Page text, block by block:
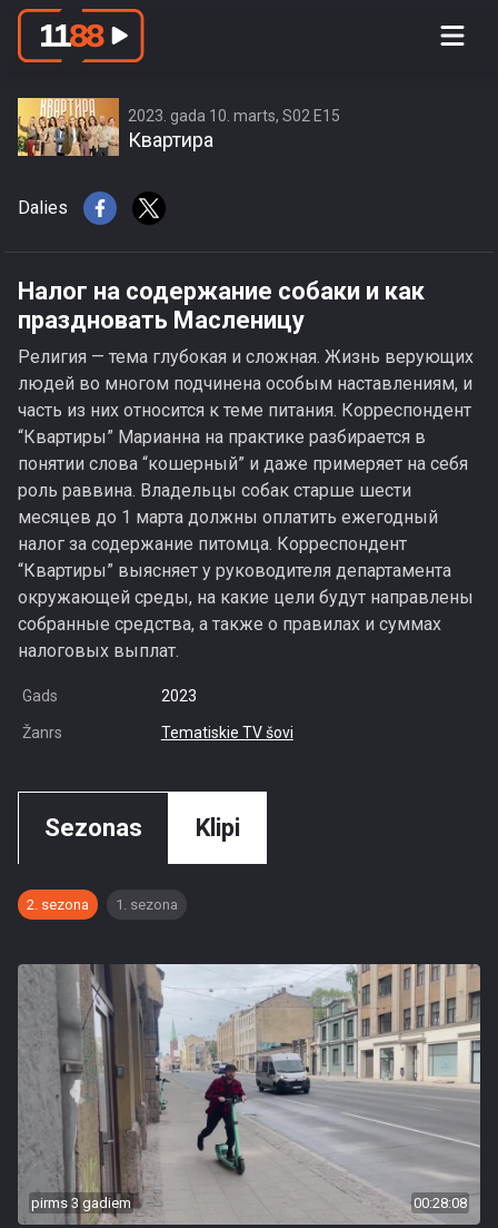
Налог на содержание собаки и как
2023. gada 10. marts, S02 E15
Квартира
Dalies
Налог на содержание собаки и как
праздновать Масленицу
Религия — тема глубокая и сложная. Жизнь верующих
людей во многом подчинена особым наставлениям, и
часть из них относится к теме питания. Корреспондент
“Квартиры” Марианна на практике разбирается в
понятии слова “кошерный” и даже примеряет на себя
роль раввина. Владельцы собак старше шести
месяцев до 1 марта должны оплатить ежегодный
налог за содержание питомца. Корреспондент
“Квартиры” выясняет у руководителя департамента
окружающей среды, на какие цели будут направлены
собранные средства, а также о правилах и суммах
налоговых выплат.
Gads 2023
Žanrs Tematiskie TV šovi
Sezonas Klipi
2. sezona 1. sezona
pirms 3 gadiem 00:28:08